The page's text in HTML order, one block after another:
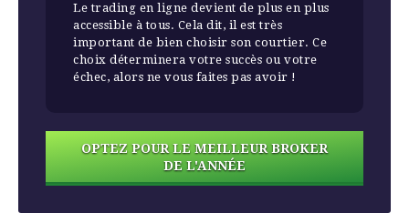
Le trading en ligne devient de plus en plus
accessible à tous. Cela dit, il est très
important de bien choisir son courtier. Ce
choix déterminera votre succès ou votre
échec, alors ne vous faites pas avoir !
OPTEZ POUR LE MEILLEUR BROKER
DE L'ANNÉE